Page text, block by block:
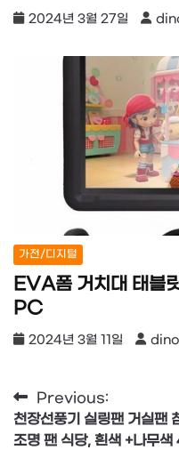
2024년 3월 27일
가전/디지털
EVA폼 거치대 태블
PC
2024년 3월 11일
글
탐
Previous:
천장선풍기 실링팬 거실팬
조명 팬 식당, 흰색 +나무